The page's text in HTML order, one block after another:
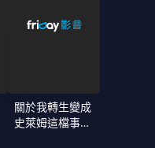
關於我轉生變成
史萊姆這檔事